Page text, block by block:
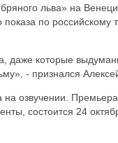
льва» на
по
даже которые
- признался
озвучении.
состоится 24